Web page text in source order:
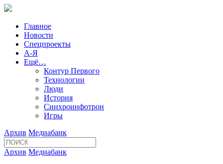
Главное
Новости
Спецпроекты
А-Я
Ещё…
Контур Первого
Технологии
Люди
История
Синхроинфотрон
Игры
Архив Медиабанк
Архив Медиабанк